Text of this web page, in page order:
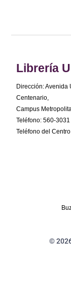
Librería
Dirección: Avenida
Centenario,
Campus
Teléfono: 560-3031
Teléfono del
©